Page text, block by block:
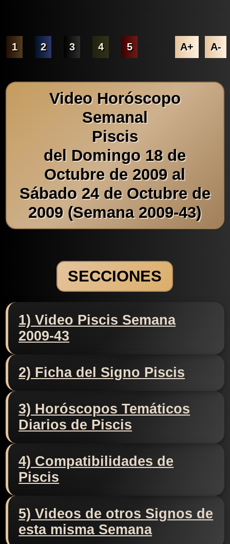
1 2 3 4 5 A+ A-
Video Horóscopo
Semanal
Piscis
del Domingo 18 de
Octubre de 2009 al
Sábado 24 de Octubre de
2009 (Semana 2009-43)
SECCIONES
1) Video Piscis Semana
2009-43
2) Ficha del Signo Piscis
3) Horóscopos Temáticos
Diarios de Piscis
4) Compatibilidades de
Piscis
5) Videos de otros Signos de
esta misma Semana